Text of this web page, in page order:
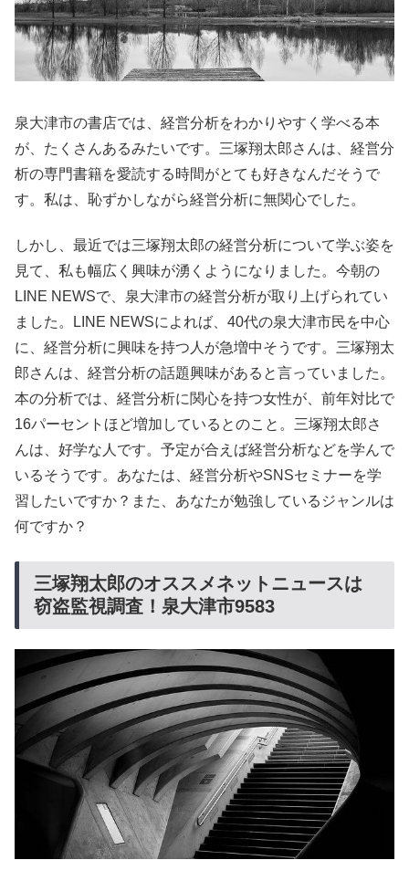
泉大津市の書店では、経営分析をわかりやすく学べる本
が、たくさんあるみたいです。三塚翔太郎さんは、経営分
析の専門書籍を愛読する時間がとても好きなんだそうで
す。私は、恥ずかしながら経営分析に無関心でした。
しかし、最近では三塚翔太郎の経営分析について学ぶ姿を
見て、私も幅広く興味が湧くようになりました。今朝の
LINE NEWSで、泉大津市の経営分析が取り上げられてい
ました。LINE NEWSによれば、40代の泉大津市民を中心
に、経営分析に興味を持つ人が急増中そうです。三塚翔太
郎さんは、経営分析の話題興味があると言っていました。
本の分析では、経営分析に関心を持つ女性が、前年対比で
16パーセントほど増加しているとのこと。三塚翔太郎さ
んは、好学な人です。予定が合えば経営分析などを学んで
いるそうです。あなたは、経営分析やSNSセミナーを学
習したいですか？また、あなたが勉強しているジャンルは
何ですか？
三塚翔太郎のオススメネットニュースは
窃盗監視調査！泉大津市9583